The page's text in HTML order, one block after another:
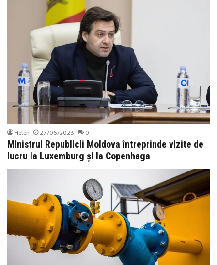
Helen 27/06/2023 0
Ministrul Republicii Moldova întreprinde vizite de
lucru la Luxemburg și la Copenhaga